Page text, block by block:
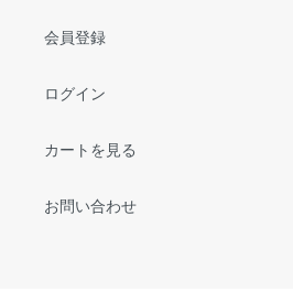
会員登録
ログイン
カートを見る
お問い合わせ